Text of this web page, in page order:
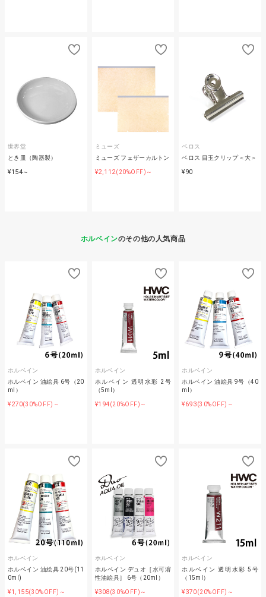
世界堂
とき皿（陶器製）
¥154～
ミューズ
ミューズ フェザーカルトン
¥2,112(20%OFF)～
ベロス
ベロス 目玉クリップ＜大＞
¥90
ホルベインのその他の人気商品
ホルベイン
ホルベイン 油絵具 6号（20
ml）
¥270(30%OFF)～
ホルベイン
ホルベイン 透明水彩 2号
（5ml）
¥194(20%OFF)～
ホルベイン
ホルベイン 油絵具 9号（40
ml）
¥693(30%OFF)～
ホルベイン
ホルベイン 油絵具 20号(11
0ml)
¥1,155(30%OFF)～
ホルベイン
ホルベイン デュオ［水可溶
性油絵具］ 6号（20ml）
¥308(30%OFF)～
ホルベイン
ホルベイン 透明水彩 5号
（15ml）
¥370(20%OFF)～